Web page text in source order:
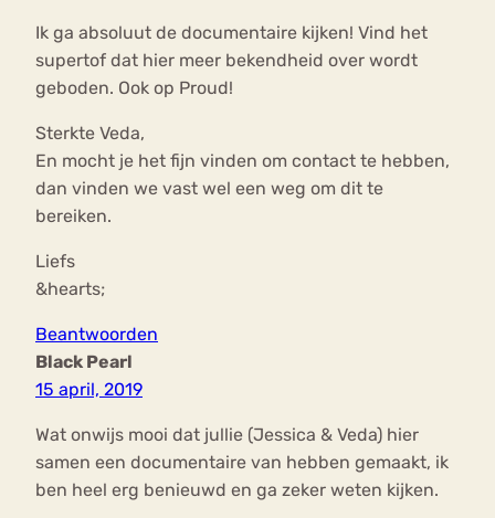
Ik ga absoluut de documentaire kijken! Vind het
supertof dat hier meer bekendheid over wordt
geboden. Ook op Proud!
Sterkte Veda,
En mocht je het fijn vinden om contact te hebben,
dan vinden we vast wel een weg om dit te
bereiken.
Liefs
&hearts;
Beantwoorden
Black Pearl
15 april, 2019
Wat onwijs mooi dat jullie (Jessica & Veda) hier
samen een documentaire van hebben gemaakt, ik
ben heel erg benieuwd en ga zeker weten kijken.